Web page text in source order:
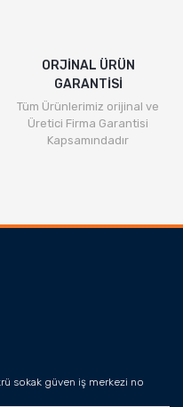
ORJİNAL ÜRÜN
GARANTİSİ
Tüm Ürünlerimiz orijinal ve
Üretici Firma Garantisi
Kapsamındadır
sokak güven iş merkezi no